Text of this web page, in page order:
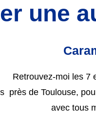
une
Retrouvez-moi les 7
près de Toulouse,
avec tous